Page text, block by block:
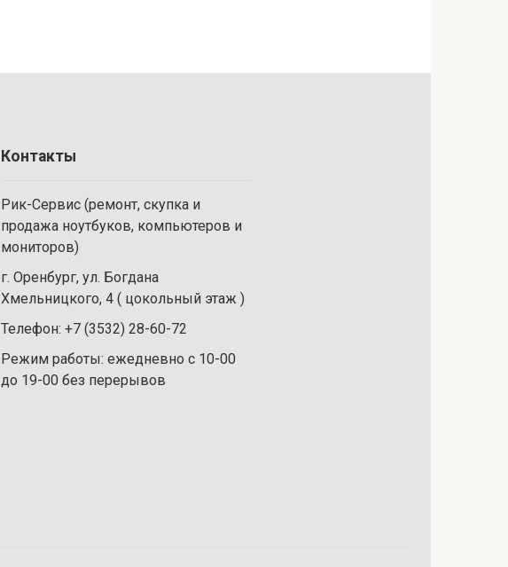
Контакты
Рик-Сервис (ремонт, скупка и
продажа ноутбуков, компьютеров и
мониторов)
г. Оренбург, ул. Богдана
Хмельницкого, 4 ( цокольный этаж )
Телефон: +7 (3532) 28-60-72
Режим работы: ежедневно с 10-00
до 19-00 без перерывов